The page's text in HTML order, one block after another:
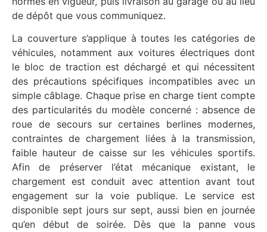
de dépôt que vous communiquez.
La couverture s’applique à toutes les catégories de
véhicules, notamment aux voitures électriques dont
le bloc de traction est déchargé et qui nécessitent
des précautions spécifiques incompatibles avec un
simple câblage. Chaque prise en charge tient compte
des particularités du modèle concerné : absence de
roue de secours sur certaines berlines modernes,
contraintes de chargement liées à la transmission,
faible hauteur de caisse sur les véhicules sportifs.
Afin de préserver l’état mécanique existant, le
chargement est conduit avec attention avant tout
engagement sur la voie publique. Le service est
disponible sept jours sur sept, aussi bien en journée
qu’en début de soirée. Dès que la panne vous